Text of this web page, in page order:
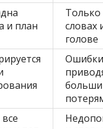
и план
Только
словах
голове